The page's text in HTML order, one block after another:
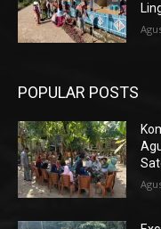
POPULAR POSTS